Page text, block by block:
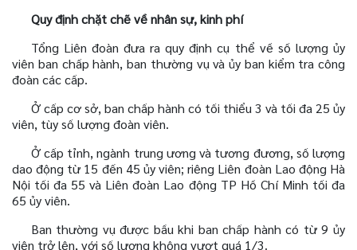
Quy định chặt chẽ về nhân sự, kinh phí
Tổng Liên đoàn đưa ra quy định cụ thể về số lượng ủy
viên ban chấp hành, ban thường vụ và ủy ban kiểm tra công
đoàn các cấp.
Ở cấp cơ sở, ban chấp hành có tối thiểu 3 và tối đa 25 ủy
viên, tùy số lượng đoàn viên.
Ở cấp tỉnh, ngành trung ương và tương đương, số lượng
dao động từ 15 đến 45 ủy viên; riêng Liên đoàn Lao động Hà
Nội tối đa 55 và Liên đoàn Lao động TP Hồ Chí Minh tối đa
65 ủy viên.
Ban thường vụ được bầu khi ban chấp hành có từ 9 ủy
viên trở lên, với số lượng không vượt quá 1/3.